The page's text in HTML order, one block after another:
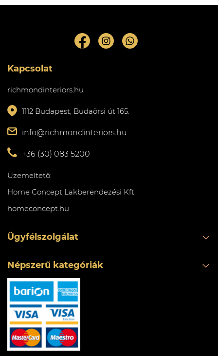
Kapcsolat
richmondinteriors.hu
1112 Budapest, Budaörsi út 165.
info@richmondinteriors.hu
+36 (30) 083 5200
Üzemeltető:
Home Concept Lakberendezési Kft.
homeconcept.hu
Ügyfélszolgálat
Népszerű kategóriák